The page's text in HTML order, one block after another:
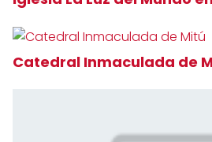
Catedral Inmaculada de